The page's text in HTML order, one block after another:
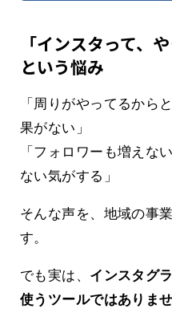
「インスタって、
という悩み
「周りがやってるから
果がない」
「フォロワーも増えな
ない気がする」
そんな声を、地域の事
す。
でも実は、 インスタグ
使うツールではありませ